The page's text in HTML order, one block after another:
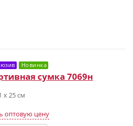
Новинка
сумка 7069н
х 25 см
оптовую цену